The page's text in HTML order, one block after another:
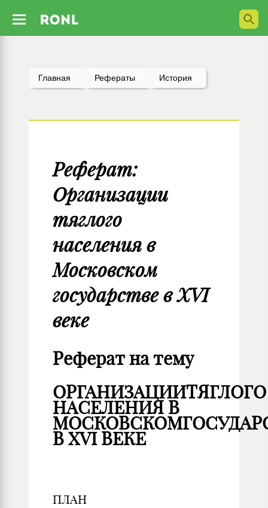
Главная Рефераты История
Реферат:
Организации
тяглого
населения в
Московском
государстве в XVI
веке
Реферат на тему
ОРГАНИЗАЦИИТЯГЛОГО
НАСЕЛЕНИЯ В
В XVI ВЕКЕ
ПЛАН